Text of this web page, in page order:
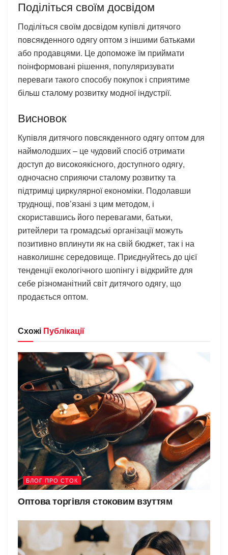
Поділіться своїм досвідом
Поділіться своїм досвідом купівлі дитячого
повсякденного одягу оптом з іншими батьками
або продавцями. Це допоможе їм приймати
поінформовані рішення, популяризувати
переваги такого способу покупок і сприятиме
більш сталому розвитку модної індустрії.
Висновок
Купівля дитячого повсякденного одягу оптом для
наймолодших – це чудовий спосіб отримати
доступ до високоякісного, доступного одягу,
одночасно сприяючи сталому розвитку та
підтримці циркулярної економіки. Подолавши
труднощі, пов’язані з цим методом, і
скориставшись його перевагами, батьки,
ритейлери та громадські організації можуть
позитивно вплинути як на свій бюджет, так і на
навколишнє середовище. Приєднуйтесь до цієї
тенденції екологічного шопінгу і відкрийте для
себе різноманітний світ дитячого одягу, що
продається оптом.
Схожі Публікації
БЛОГ ПРО СТОК
Оптова торгівля стоковим взуттям